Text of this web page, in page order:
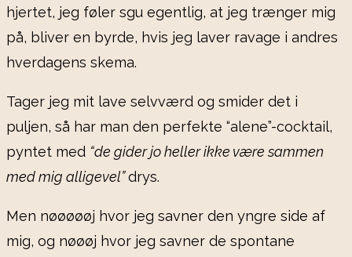
hjertet, jeg føler sgu egentlig, at jeg trænger mig
på, bliver en byrde, hvis jeg laver ravage i andres
hverdagens skema.
Tager jeg mit lave selvværd og smider det i
puljen, så har man den perfekte “alene”-cocktail,
pyntet med “de gider jo heller ikke være sammen
med mig alligevel”drys.
Men nøøøøøj hvor jeg savner den yngre side af
mig, og nøøøj hvor jeg savner de spontane